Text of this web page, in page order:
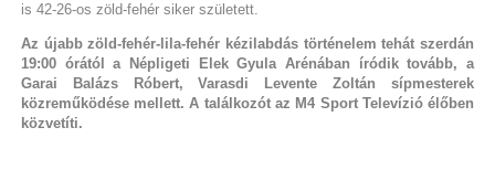
is 42-26-os zöld-fehér siker született.
Az újabb zöld-fehér-lila-fehér kézilabdás történelem tehát szerdán
19:00 órától a Népligeti Elek Gyula Arénában íródik tovább, a
Garai Balázs Róbert, Varasdi Levente Zoltán sípmesterek
közreműködése mellett. A találkozót az M4 Sport Televízió élőben
közvetíti.